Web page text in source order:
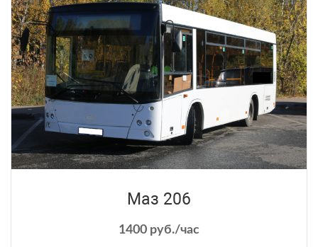
Маз 206
1400 руб./час